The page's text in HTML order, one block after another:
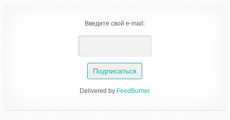
Введите свой e-mail:
Delivered by FeedBurner